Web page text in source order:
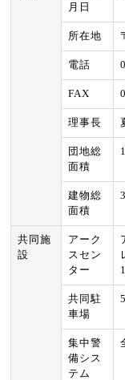
月日
所在地
電話
FAX
理事長
団地総
面積
建物総
面積
共同施
設
アーク
スセン
ター
共同駐
車場
集中警
備シス
テム